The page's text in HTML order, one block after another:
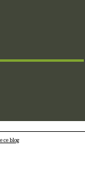
ce blog